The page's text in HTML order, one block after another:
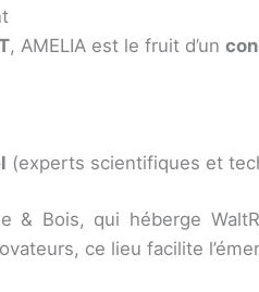
, AMELIA est le fruit d’un
(experts scientifiques et
& Bois, qui héberge
ce lieu facilite